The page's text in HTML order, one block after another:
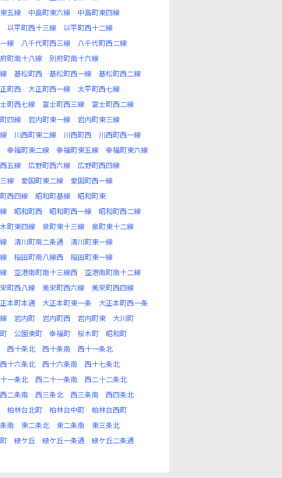
五線 中島町東六線
中島町東四線
以平町西十三線
以平町西十二線
線 八千代町西三線
八千代町西二線
町南十八線
別府町南十六線
基松町西 基松町西一線
基松町西二線
町西 大正町西一線
太平町西七線
町西七線 富士町西三線
富士町西二線
四線 岩内町東一線
岩内町東三線
川西町東二線 川西町西
川西町西一線
幸福町東二線 幸福町東五線
幸福町東六線
五線 広野町西六線
広野町西四線
線 愛国町東二線
愛国町西一線
西四線 昭和町基線
昭和町東
昭和町西 昭和町西一線
昭和町西二線
町東四線 泉町東十三線
泉町東十二線
清川町南二条通
清川町東一線
稲田町南八線西
稲田町東一線
空港南町南十三線西
空港南町南十二線
町西八線 美栄町西六線
美栄町西四線
本町本通 大正本町東一条
大正本町西一条
岩内町 岩内町西 岩内町東
大川町
公園東町 幸福町 桜木町
昭和町
西十条北 西十条南
西十一条北
西十六条北 西十六条南
西十七条北
一条北 西二十一条南
西二十二条北
西二条南 西三条北 西三条南
西四条北
柏林台北町 柏林台中町
柏林台西町
南 東二条北 東二条南
東三条北
緑ケ丘 緑ケ丘一条通
緑ケ丘二条通